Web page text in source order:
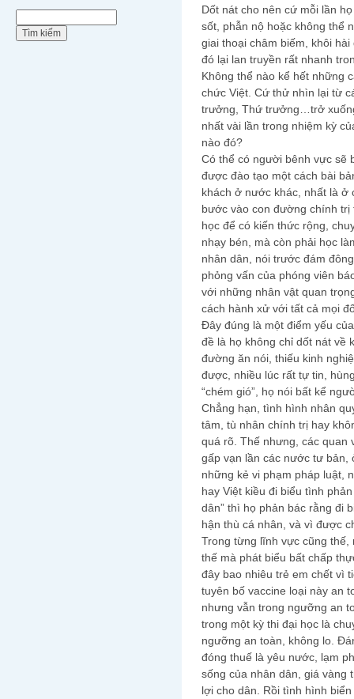
Dốt nát cho nên cứ mỗi lần
sốt, phẫn nộ hoặc không thể
giai thoại châm biếm, khôi
đó lại lan truyền rất nhanh
Không thể nào kể hết những
chức Việt. Cứ thử nhìn lại từ
trưởng, Thứ trưởng…trở
nhất vài lần trong nhiệm kỳ
nào đó?
Có thể có người bênh vực sẽ
được đào tạo một cách bài
khách ở nước khác, nhất là ở
bước vào con đường chính trị
học để có kiến thức rộng,
nhạy bén, mà còn phải học
nhân dân, nói trước đám
phỏng vấn của phóng viên
với những nhân vật quan
cách hành xử với tất cả mọi
Đây đúng là một điểm yếu
đề là họ không chỉ dốt nát về
đường ăn nói, thiếu kinh
được, nhiều lúc rất tự tin,
“chém gió”, họ nói bất kể
Chẳng hạn, tình hình nhân
tâm, tù nhân chính trị hay
quá rõ. Thế nhưng, các quan
gấp vạn lần các nước tư bản,
những kẻ vi phạm pháp luật,
hay Việt kiều đi biểu tình
dân” thì họ phản bác rằng đi
hận thù cá nhân, và vì được
Trong từng lĩnh vực cũng
thế mà phát biểu bất chấp
đây bao nhiêu trẻ em chết vì
tuyên bố vaccine loại này an
nhưng vẫn trong ngưỡng an
trong một kỳ thi đại học là
ngưỡng an toàn, không lo.
đóng thuế là yêu nước, lạm
sống của nhân dân, giá vàng
lợi cho dân. Rồi tình hình